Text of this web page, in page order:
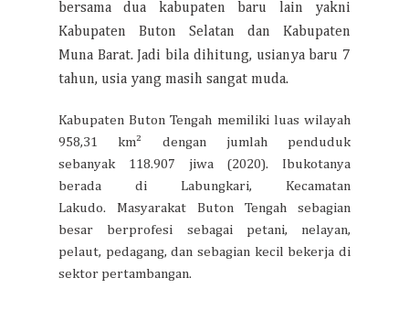
bersama dua kabupaten baru lain yakni
Kabupaten Buton Selatan dan Kabupaten
Muna Barat. Jadi bila dihitung, usianya baru 7
tahun, usia yang masih sangat muda.
Kabupaten Buton Tengah memiliki luas wilayah
958,31 km² dengan jumlah penduduk
sebanyak 118.907 jiwa (2020). Ibukotanya
berada di Labungkari, Kecamatan
Lakudo. Masyarakat Buton Tengah sebagian
besar berprofesi sebagai petani, nelayan,
pelaut, pedagang, dan sebagian kecil bekerja di
sektor pertambangan.